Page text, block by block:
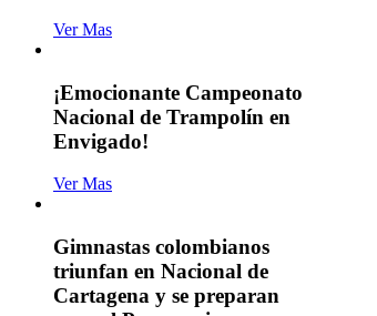
Ver Mas
¡Emocionante Campeonato
Nacional de Trampolín en
Envigado!
Ver Mas
Gimnastas colombianos
triunfan en Nacional de
Cartagena y se preparan